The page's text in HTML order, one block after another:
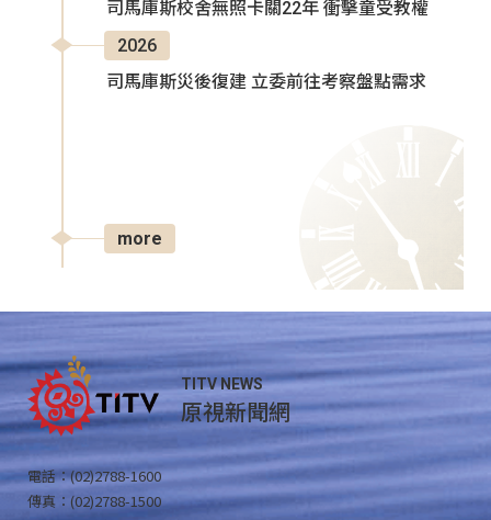
司馬庫斯校舍無照卡關22年 衝擊童受教權
2026
司馬庫斯災後復建 立委前往考察盤點需求
more
TITV NEWS
原視新聞網
電話：(02)2788-1600
傳真：(02)2788-1500